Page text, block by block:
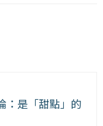
：是「甜點」的